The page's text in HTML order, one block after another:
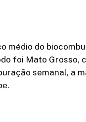
médio do
foi Mato Grosso,
semanal, a